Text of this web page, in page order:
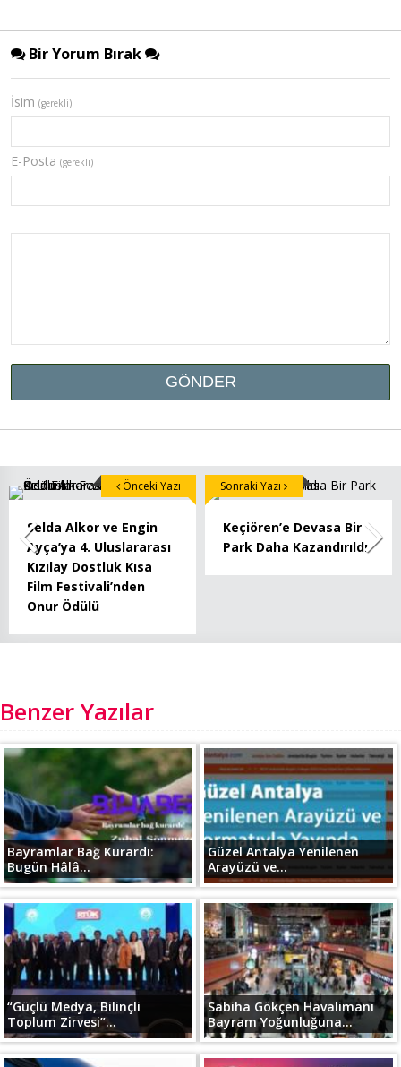
Bir Yorum Bırak
İsim (gerekli)
E-Posta (gerekli)
Selda Alkor ve Engin
Ayça’ya 4. Uluslararası
Kızılay Dostluk Kısa
Film Festivali’nden
Onur Ödülü
Önceki Yazı
Keçiören’e Devasa Bir
Park Daha Kazandırıldı
Sonraki Yazı
Benzer Yazılar
Bayramlar Bağ Kurardı:
Bugün Hâlâ...
Güzel Antalya Yenilenen
Arayüzü ve...
“Güçlü Medya, Bilinçli
Toplum Zirvesi”...
Sabiha Gökçen Havalimanı
Bayram Yoğunluğuna...